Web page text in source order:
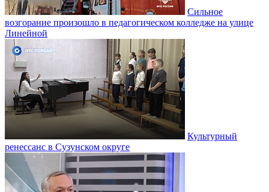
Сильное
возгорание произошло в педагогическом колледже на улице
Линейной
Культурный
ренессанс в Сузунском округе